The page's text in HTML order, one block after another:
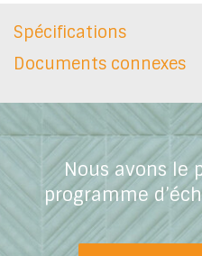
Spécifications
Documents connexes
Nous avons le
programme